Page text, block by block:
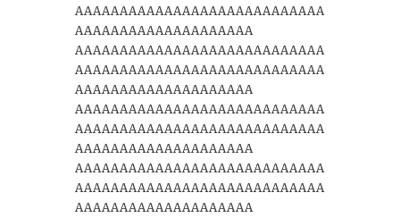
AAAAAAAAAAAAAAAAAAAAAAAAAAAA
AAAAAAAAAAAAAAAAAAAA
AAAAAAAAAAAAAAAAAAAAAAAAAAAA
AAAAAAAAAAAAAAAAAAAAAAAAAAAA
AAAAAAAAAAAAAAAAAAAA
AAAAAAAAAAAAAAAAAAAAAAAAAAAA
AAAAAAAAAAAAAAAAAAAAAAAAAAAA
AAAAAAAAAAAAAAAAAAAA
AAAAAAAAAAAAAAAAAAAAAAAAAAAA
AAAAAAAAAAAAAAAAAAAAAAAAAAAA
AAAAAAAAAAAAAAAAAAAA